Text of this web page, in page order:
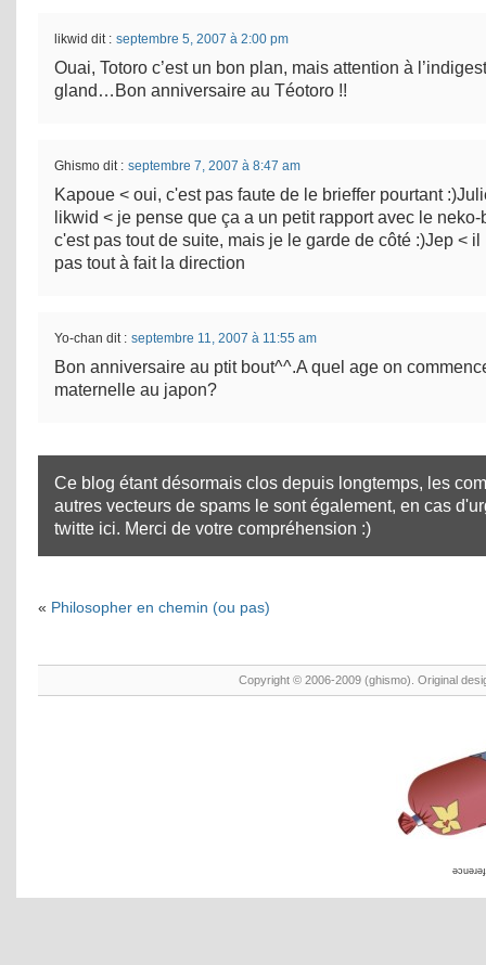
likwid dit : septembre 5, 2007 à 2:00 pm
Ouai, Totoro c’est un bon plan, mais attention à
gland…Bon anniversaire au Téotoro !!
Ghismo dit : septembre 7, 2007 à 8:47 am
Kapoue < oui, c'est pas faute de le brieffer pourtant
likwid < je pense que ça a un petit rapport avec le
c'est pas tout de suite, mais je le garde de côté :)Jep < il
pas tout à fait la direction
Yo-chan dit : septembre 11, 2007 à 11:55 am
Bon anniversaire au ptit bout^^.A quel age on
maternelle au japon?
Ce blog étant désormais clos depuis longtemps, les
autres vecteurs de spams le sont également, en cas
twitte ici. Merci de votre compréhension :)
« Philosopher en chemin (ou pas)
Copyright © 2006-2009 (ghismo). Original